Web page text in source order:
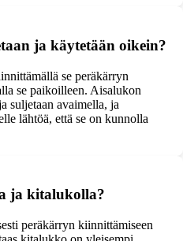
ja käytetään oikein?
se peräkärryn
se paikoilleen. Aisalukon
suljetaan avaimella, ja
lähtöä, että se on kunnolla
ja kitalukolla?
peräkärryn kiinnittämiseen